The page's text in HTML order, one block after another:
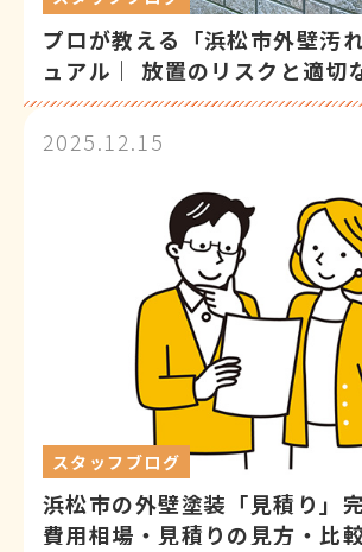
プロが教える「浜松市外壁汚
ュアル｜ 放置のリスクと適切
ス
2025.12.15
スタッフブログ
浜松市の外壁塗装「見積り」
費用相場・見積りの見方・比